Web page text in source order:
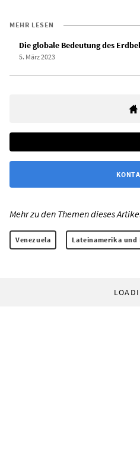
MEHR LESEN
Die globale Bedeutung des
5. März 2023
Mehr zu den Themen dieses
Venezuela Lateinamerika und